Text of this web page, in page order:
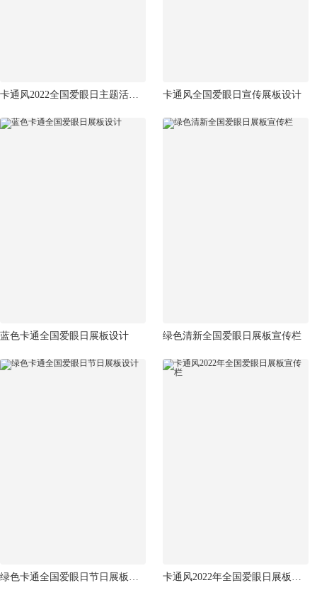
卡通风2022全国爱眼日主题活动宣传展板 卡通风全国爱眼日宣传展板设计
蓝色卡通全国爱眼日展板设计 绿色清新全国爱眼日展板宣传栏
绿色卡通全国爱眼日节日展板设计 卡通风2022年全国爱眼日展板宣传栏